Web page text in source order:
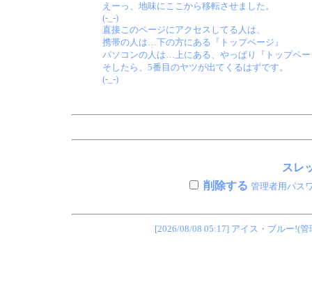
えーっ、地味にここから移転させました。
(-_-)
直接このページにアクセスしてる人は、
携帯の人は…下の方にある『トップページ』
パソコンの人は…上にある、やっぱり『トップペ
そしたら、5番目のヤツが出てくるはずです。
(-_-)
スレ
削除する 管理者用パス
[2026/08/08 05:17] アイス・ブルー!(